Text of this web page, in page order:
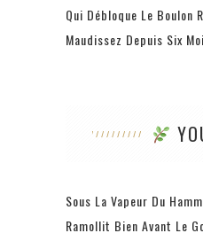
Qui Débloque Le Boulon
Maudissez Depuis Six
Sous La Vapeur Du
Ramollit Bien Avant Le